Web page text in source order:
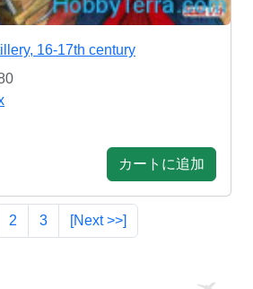
16-17th century
カートに追加
2 3 [Next >>]